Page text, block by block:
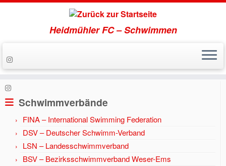
Zum
Inhalt
Heidmühler FC – Schwimmen
Start » Aktuell » Jahr 2020 » Start in Bremerhaven
Schwimmverbände
FINA – International Swimming Federation
DSV – Deutscher Schwimm-Verband
LSN – Landesschwimmverband
BSV – Bezirksschwimmverband Weser-Ems